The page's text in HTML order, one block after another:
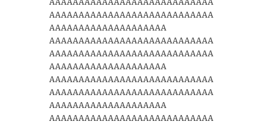
AAAAAAAAAAAAAAAAAAAAAAAAAAAA
AAAAAAAAAAAAAAAAAAAA
AAAAAAAAAAAAAAAAAAAAAAAAAAAA
AAAAAAAAAAAAAAAAAAAAAAAAAAAA
AAAAAAAAAAAAAAAAAAAA
AAAAAAAAAAAAAAAAAAAAAAAAAAAA
AAAAAAAAAAAAAAAAAAAAAAAAAAAA
AAAAAAAAAAAAAAAAAAAA
AAAAAAAAAAAAAAAAAAAAAAAAAAAA